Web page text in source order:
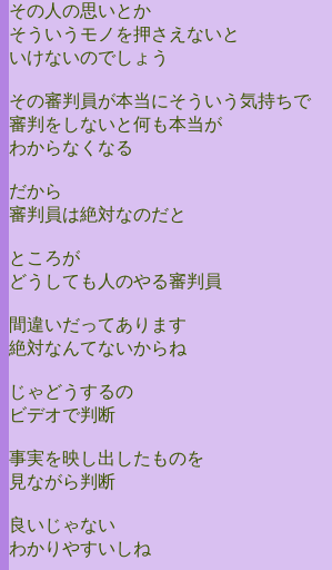
その人の思いとか
そういうモノを押さえないと
いけないのでしょう
その審判員が本当にそういう気持ちで
審判をしないと何も本当が
わからなくなる
だから
審判員は絶対なのだと
ところが
どうしても人のやる審判員
間違いだってあります
絶対なんてないからね
じゃどうするの
ビデオで判断
事実を映し出したものを
見ながら判断
良いじゃない
わかりやすいしね